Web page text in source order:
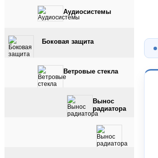
Аудиосистемы
Боковая защита
Ветровые стекла
Вынос
радиатора